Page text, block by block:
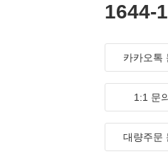
1644-
카카오톡
1:1 문
대량주문